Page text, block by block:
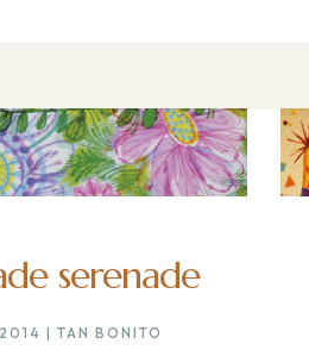
serenade
|TAN BONITO